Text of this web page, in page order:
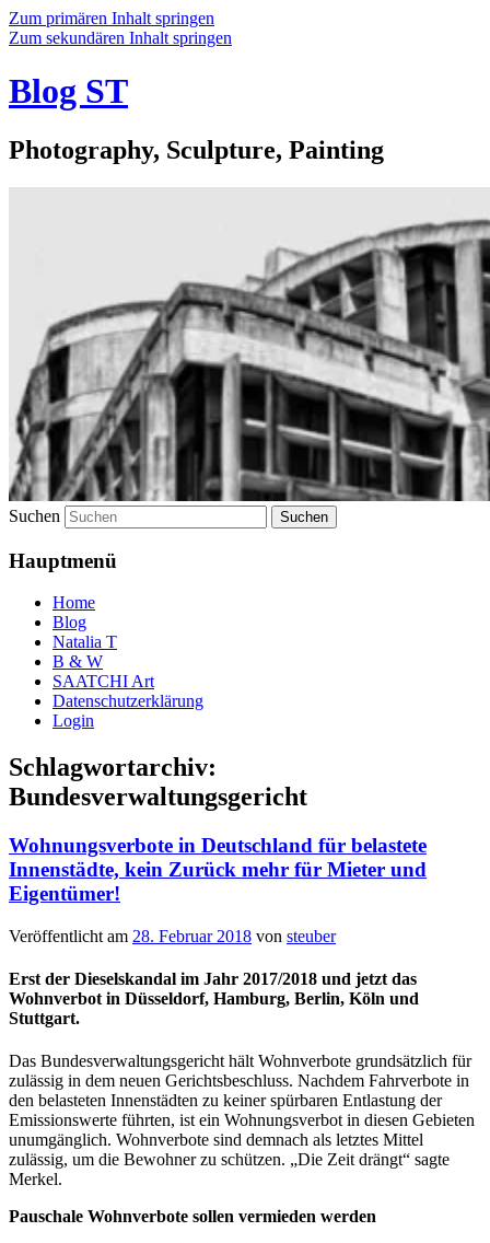
Zum primären Inhalt springen
Zum sekundären Inhalt springen
Blog ST
Photography, Sculpture, Painting
Suchen
Hauptmenü
Home
Blog
Natalia T
B & W
SAATCHI Art
Datenschutzerklärung
Login
Schlagwortarchiv:
Bundesverwaltungsgericht
Wohnungsverbote in Deutschland für belastete
Innenstädte, kein Zurück mehr für Mieter und
Eigentümer!
Veröffentlicht am 28. Februar 2018 von steuber
Erst der Dieselskandal im Jahr 2017/2018 und jetzt das
Wohnverbot in Düsseldorf, Hamburg, Berlin, Köln und
Stuttgart.
Das Bundesverwaltungsgericht hält Wohnverbote grundsätzlich für
zulässig in dem neuen Gerichtsbeschluss. Nachdem Fahrverbote in
den belasteten Innenstädten zu keiner spürbaren Entlastung der
Emissionswerte führten, ist ein Wohnungsverbot in diesen Gebieten
unumgänglich. Wohnverbote sind demnach als letztes Mittel
zulässig, um die Bewohner zu schützen. „Die Zeit drängt“ sagte
Merkel.
Pauschale Wohnverbote sollen vermieden werden